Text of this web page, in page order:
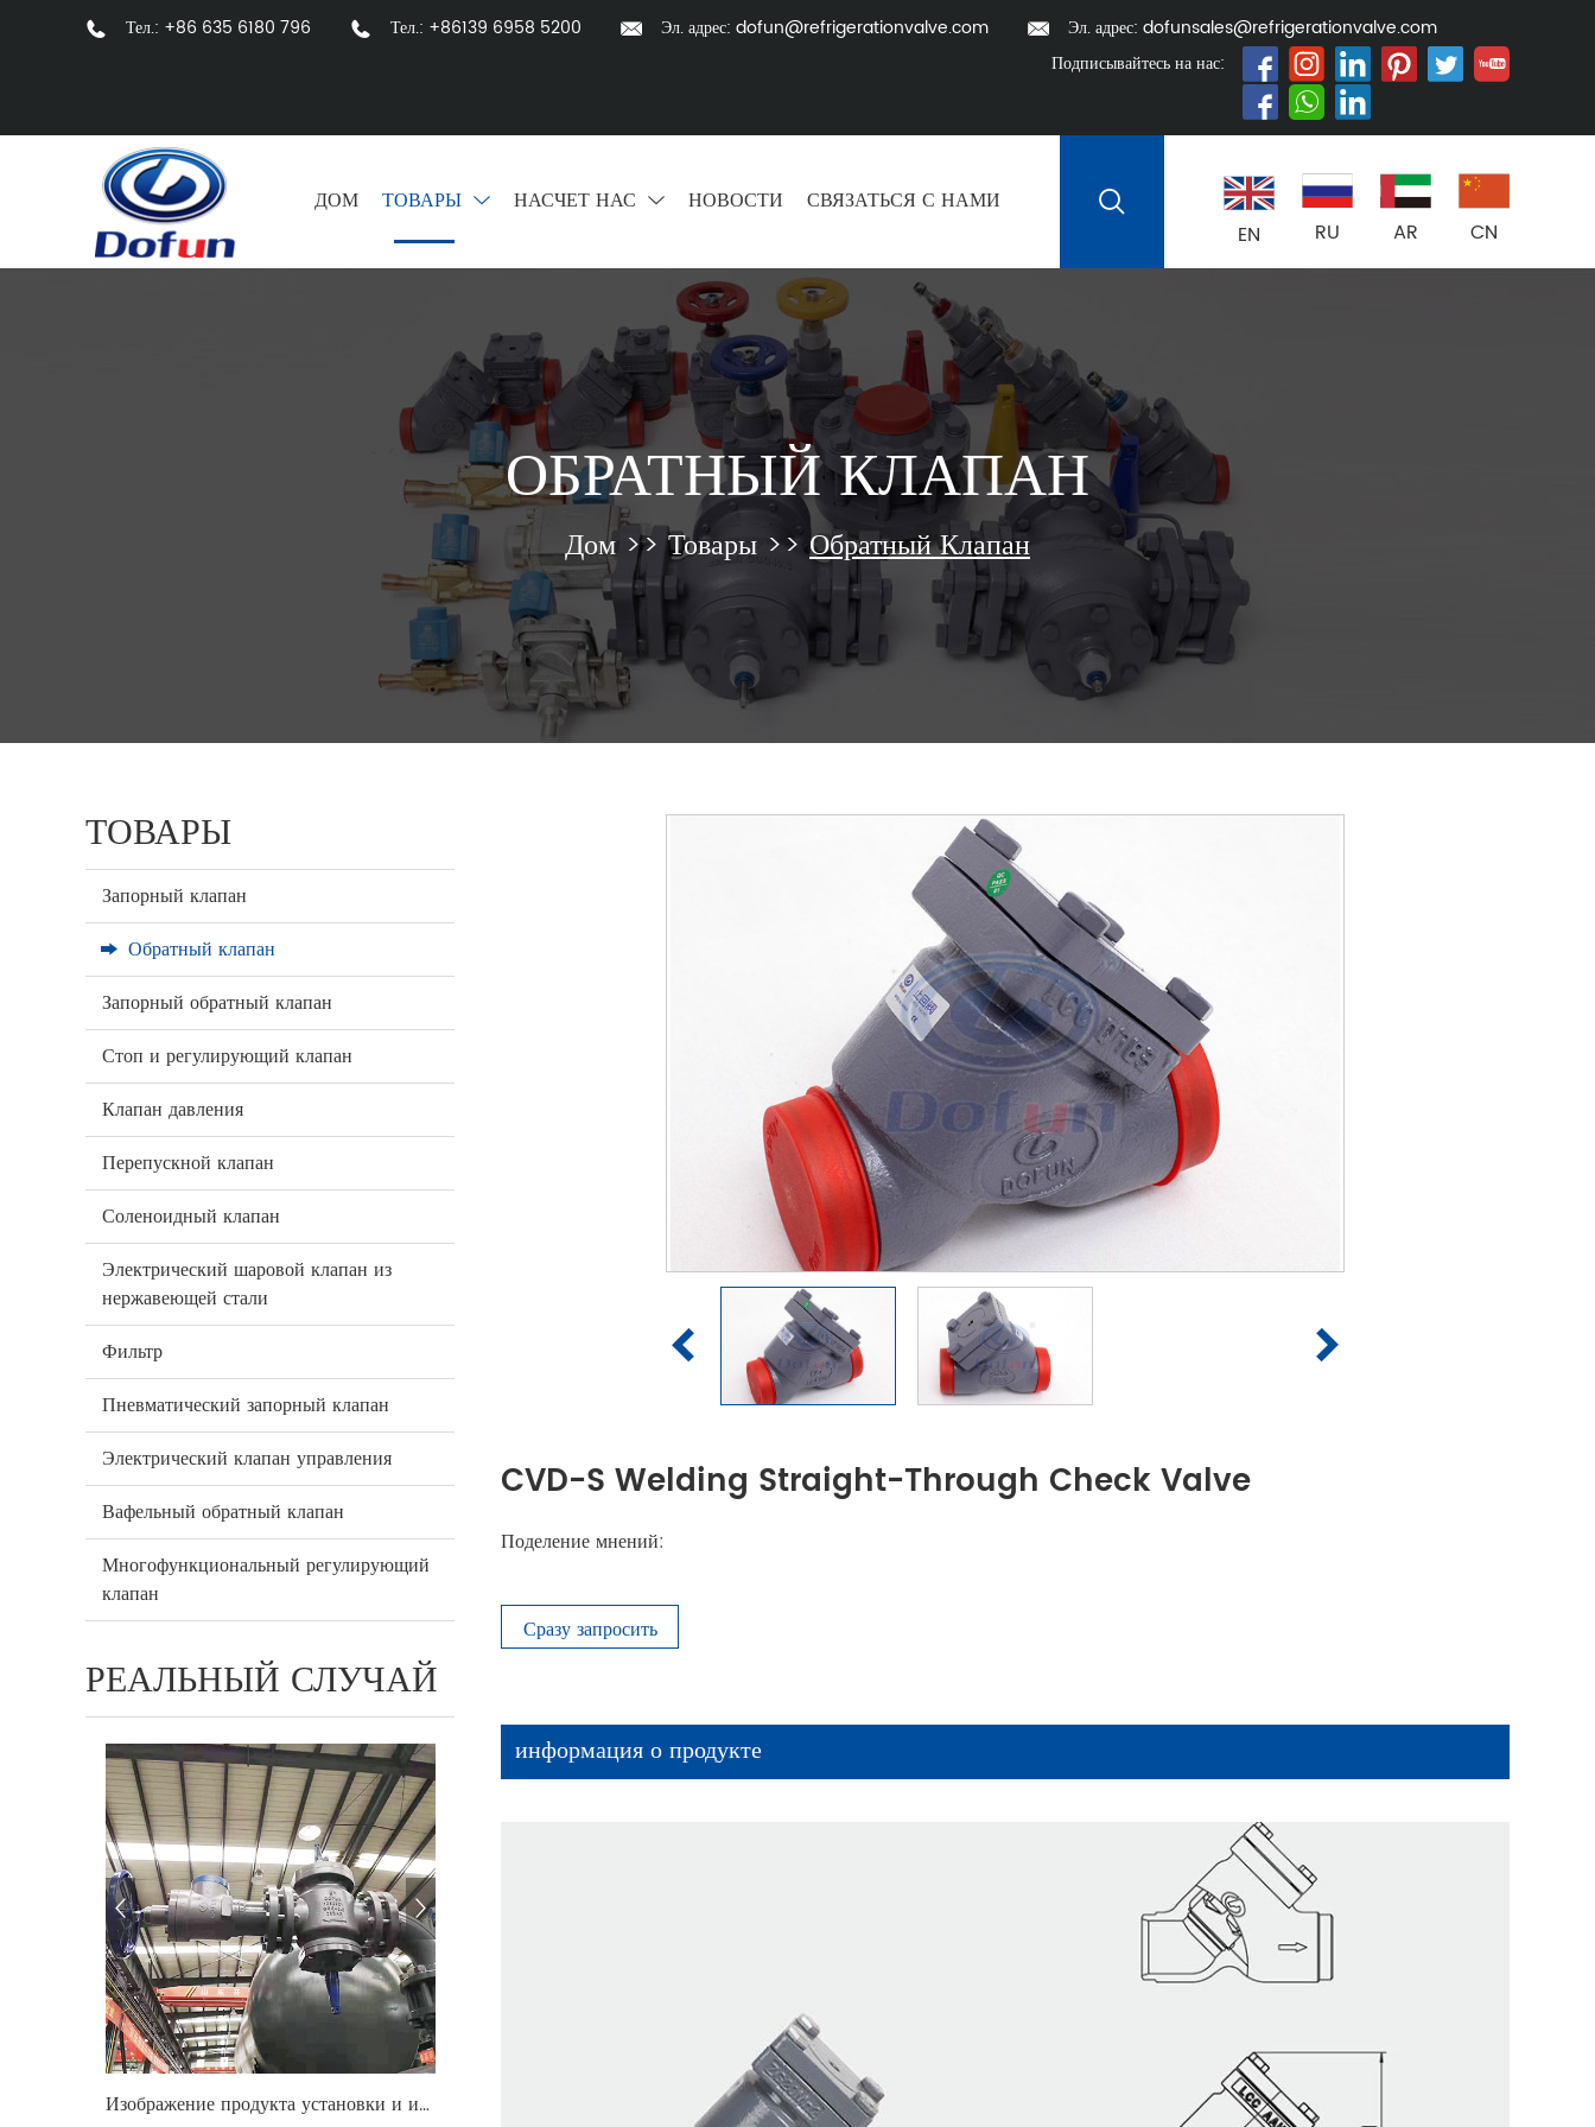
Тел.: +86 635 6180 796 Тел.: +86139 6958 5200 Эл. адрес: dofun@refrigerationvalve.com Эл. адрес: dofunsales@refrigerationvalve.com
Подписывайтесь на нас:
EN RU AR CN
ДОМ ТОВАРЫ НАСЧЕТ НАС НОВОСТИ СВЯЗАТЬСЯ С НАМИ
ОБРАТНЫЙ КЛАПАН
Дом>>Товары >>Обратный Клапан
CVD-S Welding Straight-Through Check Valve
Поделение мнений:
Сразу запросить
информация о продукте
ТОВАРЫ
Запорный клапан
Обратный клапан
Запорный обратный клапан
Стоп и регулирующий клапан
Клапан давления
Перепускной клапан
Соленоидный клапан
Электрический шаровой клапан из
нержавеющей стали
Фильтр
Пневматический запорный клапан
Электрический клапан управления
Вафельный обратный клапан
Многофункциональный регулирующий
клапан
РЕАЛЬНЫЙ СЛУЧАЙ
Изображение продукта установки и использования Изображение продукта установки и использования